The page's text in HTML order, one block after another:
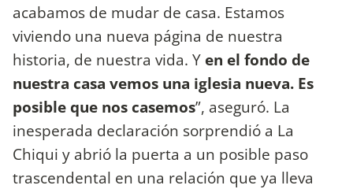
acabamos de mudar de casa. Estamos
viviendo una nueva página de nuestra
historia, de nuestra vida. Y en el fondo de
nuestra casa vemos una iglesia nueva. Es
posible que nos casemos”, aseguró. La
inesperada declaración sorprendió a La
Chiqui y abrió la puerta a un posible paso
trascendental en una relación que ya lleva